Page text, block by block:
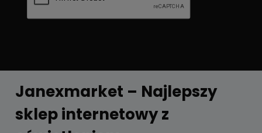
Janexmarket – Najlepszy
sklep internetowy z